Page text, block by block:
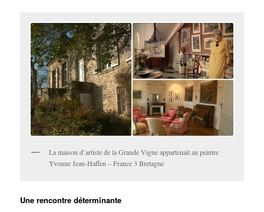
La maison d’artiste de la Grande Vigne appartenait au peintre
Yvonne Jean-Haffen – France 3 Bretagne
Une rencontre déterminante